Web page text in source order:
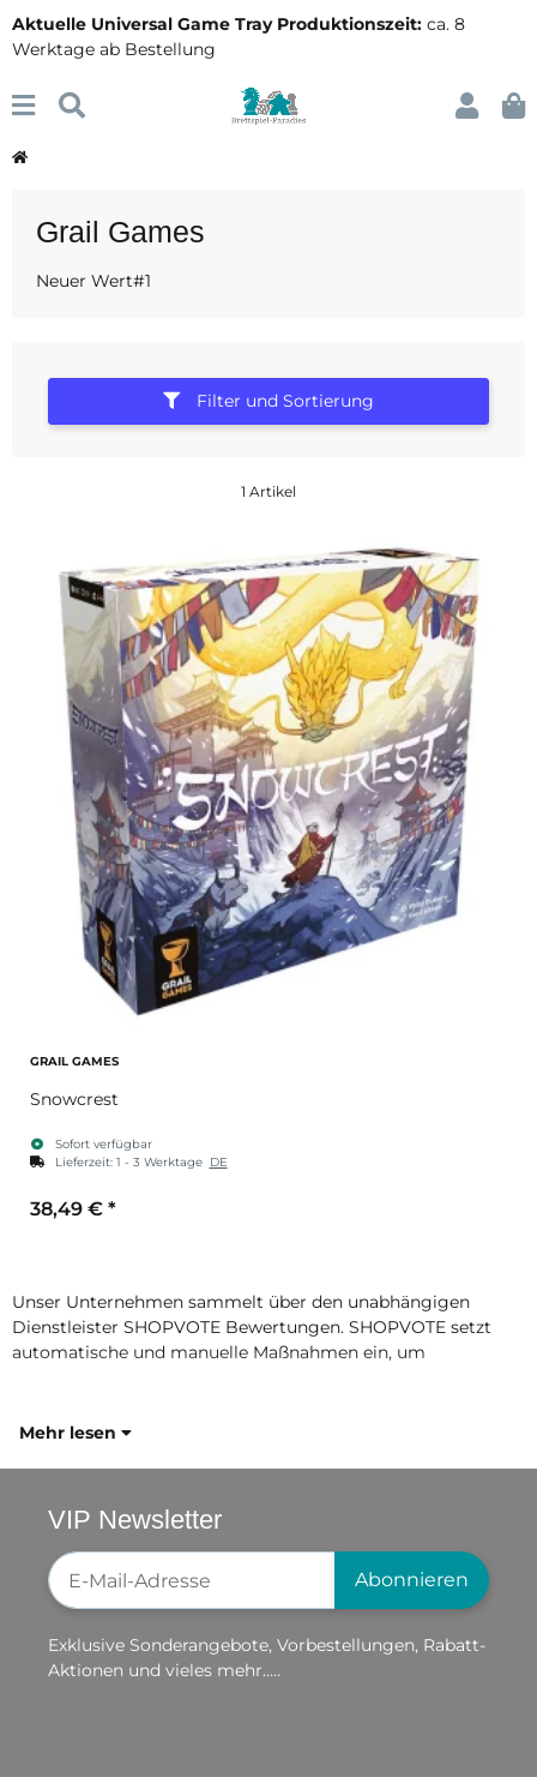
Aktuelle Universal Game Tray Produktionszeit: ca. 8
Werktage ab Bestellung
Grail Games
Neuer Wert#1
Filter und Sortierung
1 Artikel
GRAIL GAMES
Snowcrest
Sofort verfügbar
Lieferzeit: 1 - 3 Werktage DE
38,49 € *
Unser Unternehmen sammelt über den unabhängigen
Dienstleister SHOPVOTE Bewertungen. SHOPVOTE setzt
automatische und manuelle Maßnahmen ein, um
Mehr lesen
VIP Newsletter
Newsletter-Registrierung
Abonnieren
Exklusive Sonderangebote, Vorbestellungen, Rabatt-
Aktionen und vieles mehr.....